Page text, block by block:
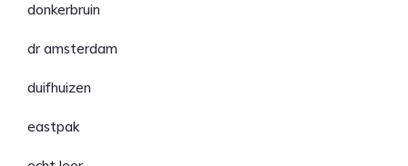
donkerbruin
dr amsterdam
duifhuizen
eastpak